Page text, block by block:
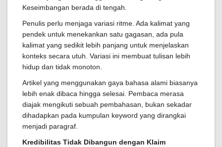
Keseimbangan berada di tengah.
Penulis perlu menjaga variasi ritme. Ada kalimat yang
pendek untuk menekankan satu gagasan, ada pula
kalimat yang sedikit lebih panjang untuk menjelaskan
konteks secara utuh. Variasi ini membuat tulisan lebih
hidup dan tidak monoton.
Artikel yang menggunakan gaya bahasa alami biasanya
lebih enak dibaca hingga selesai. Pembaca merasa
diajak mengikuti sebuah pembahasan, bukan sekadar
dihadapkan pada kumpulan keyword yang dirangkai
menjadi paragraf.
Kredibilitas Tidak Dibangun dengan Klaim